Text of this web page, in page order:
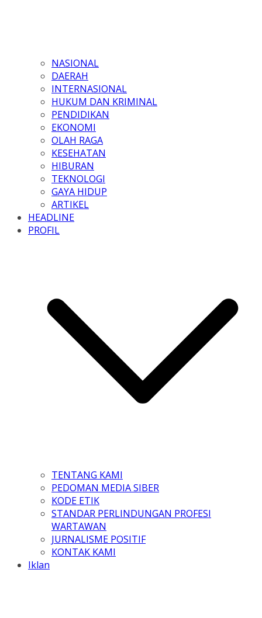
NASIONAL
DAERAH
INTERNASIONAL
HUKUM DAN KRIMINAL
PENDIDIKAN
EKONOMI
OLAH RAGA
KESEHATAN
HIBURAN
TEKNOLOGI
GAYA HIDUP
ARTIKEL
HEADLINE
PROFIL
TENTANG KAMI
PEDOMAN MEDIA SIBER
KODE ETIK
STANDAR PERLINDUNGAN PROFESI
WARTAWAN
JURNALISME POSITIF
KONTAK KAMI
Iklan